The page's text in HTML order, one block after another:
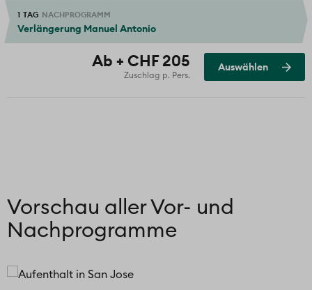
1 TAG NACHPROGRAMM
Verlängerung Manuel Antonio
Ab + CHF 205
Zuschlag p. Pers.
Auswählen
Vorschau aller Vor- und
Nachprogramme